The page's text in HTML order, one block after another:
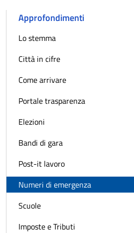
Approfondimenti
Lo stemma
Città in cifre
Come arrivare
Portale trasparenza
Elezioni
Bandi di gara
Post-it lavoro
Numeri di emergenza
Scuole
Imposte e Tributi